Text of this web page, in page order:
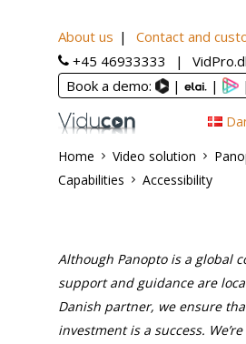
About us
Contact and
+45 46933333
Book a demo:
| | |
Home Video solution
Capabilities
Accessibility
Although Panopto is a global
support and guidance are
Danish partner, we ensure
investment is a success.